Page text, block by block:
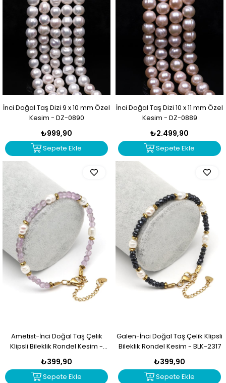
İnci Doğal Taş Dizi 9 x 10 mm Özel
Kesim - DZ-0890
₺999,90
Sepete Ekle
İnci Doğal Taş Dizi 10 x 11 mm Özel
Kesim - DZ-0889
₺2.499,90
Sepete Ekle
Ametist-İnci Doğal Taş Çelik
Klipsli Bileklik Rondel Kesim -
BLK-2319
₺399,90
Sepete Ekle
Galen-İnci Doğal Taş Çelik Klipsli
Bileklik Rondel Kesim - BLK-2317
₺399,90
Sepete Ekle